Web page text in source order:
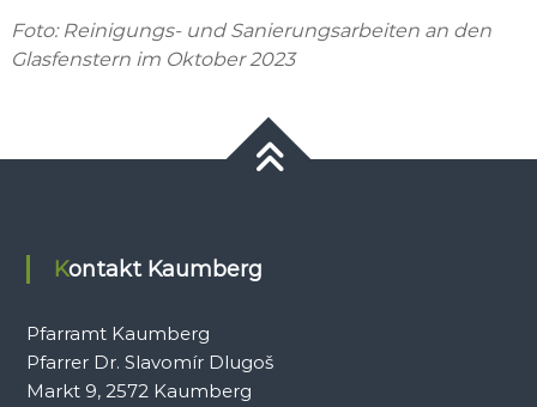
Foto: Reinigungs- und Sanierungsarbeiten an den
Glasfenstern im Oktober 2023
Kontakt Kaumberg
Pfarramt Kaumberg
Pfarrer Dr. Slavomír Dlugoš
Markt 9, 2572 Kaumberg